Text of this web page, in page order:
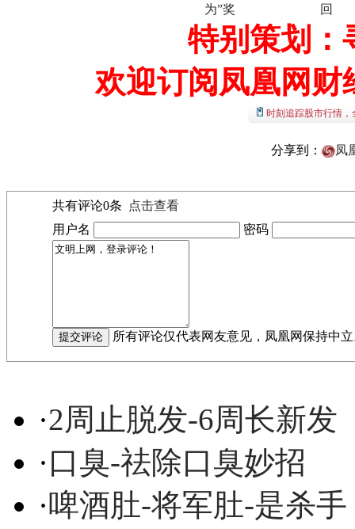
为”奖
回
特别策划：
欢迎订阅凤凰网财
时刻追踪股市行情
分享到： 凤
共有评论0条
点击查看
用户名
密码
所有评论仅代表网友意见，凤凰网保持中
·2周止脱发-6周长新发
·口臭-祛除口臭妙招
·啤酒肚-将军肚-是杀手